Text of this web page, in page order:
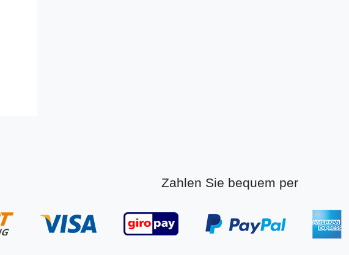
Zahlen Sie bequem per